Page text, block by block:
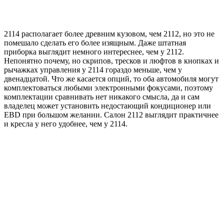
2114 располагает более древним кузовом, чем 2112, но это не
помешало сделать его более изящным. Даже штатная
приборка выглядит немного интереснее, чем у 2112.
Непонятно почему, но скрипов, тресков и люфтов в кнопках и
рычажках управления у 2114 гораздо меньше, чем у
двенадцатой. Что же касается опций, то оба автомобиля могут
комплектоваться любыми электронными фокусами, поэтому
комплектации сравнивать нет никакого смысла, да и сам
владелец может установить недостающий кондиционер или
EBD при большом желании. Салон 2112 выглядит практичнее
и кресла у него удобнее, чем у 2114.